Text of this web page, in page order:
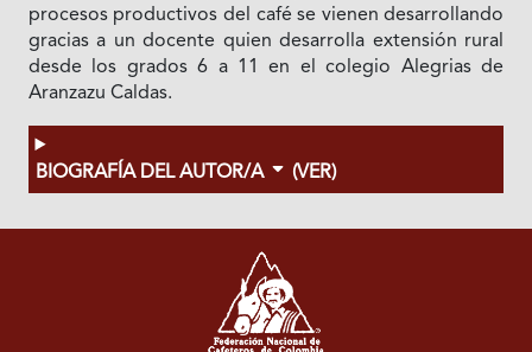
procesos productivos del café se vienen desarrollando
gracias a un docente quien desarrolla extensión rural
desde los grados 6 a 11 en el colegio Alegrias de
Aranzazu Caldas.
BIOGRAFÍA DEL AUTOR/A (VER)